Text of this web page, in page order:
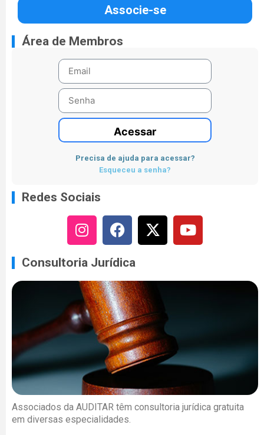
Associe-se
Área de Membros
Acessar
Precisa de ajuda para acessar?
Esqueceu a senha?
Redes Sociais
Consultoria Jurídica
Associados da AUDITAR têm consultoria jurídica gratuita
em diversas especialidades.